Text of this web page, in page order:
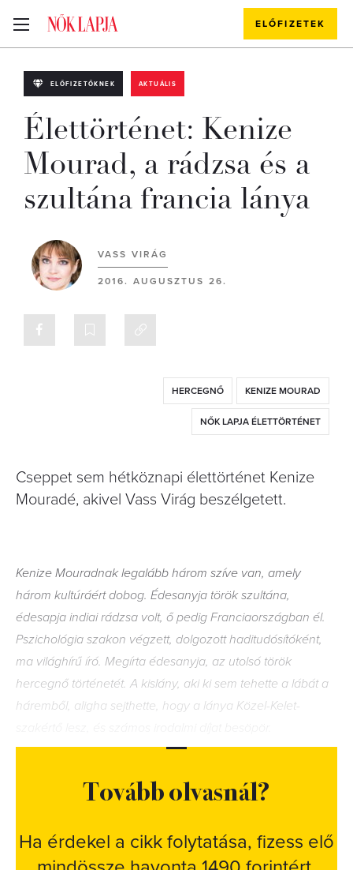
ELŐFIZETEK
ELŐFIZETŐKNEK AKTUÁLIS
Élettörténet: Kenize
Mourad, a rádzsa és a
szultána francia lánya
VASS VIRÁG
2016. AUGUSZTUS 26.
HERCEGNŐ KENIZE MOURAD
NŐK LAPJA ÉLETTÖRTÉNET
Cseppet sem hétköznapi élettörténet Kenize
Mouradé, akivel Vass Virág beszélgetett.
Kenize Mouradnak legalább három szíve van, amely
három kultúráért dobog. Édesanyja török szultána,
édesapja indiai rádzsa volt, ő pedig Franciaországban él.
Pszichológia szakon végzett, dolgozott haditudósítóként,
ma világhírű író. Megírta édesanyja, az utolsó török
hercegnő történetét. A kislány, aki ki sem tehette a lábát a
háremből, aligha sejthette, hogy a lánya Közel-Kelet-
Tovább olvasnál?
Ha érdekel a cikk folytatása, fizess elő